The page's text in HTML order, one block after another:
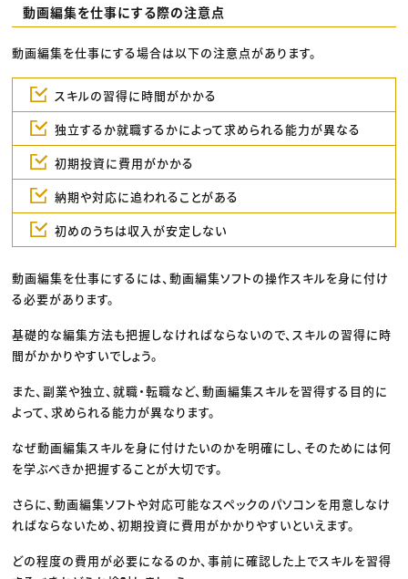
動画編集を仕事にする際の注意点
動画編集を仕事にする場合は以下の注意点があります。
スキルの習得に時間がかかる
独立するか就職するかによって求められる能力が異なる
初期投資に費用がかかる
納期や対応に追われることがある
初めのうちは収入が安定しない
動画編集を仕事にするには、動画編集ソフトの操作スキルを身に付け
る必要があります。
基礎的な編集方法も把握しなければならないので、スキルの習得に時
間がかかりやすいでしょう。
また、副業や独立、就職・転職など、動画編集スキルを習得する目的に
よって、求められる能力が異なります。
なぜ動画編集スキルを身に付けたいのかを明確にし、そのためには何
を学ぶべきか把握することが大切です。
さらに、動画編集ソフトや対応可能なスペックのパソコンを用意しなけ
ればならないため、初期投資に費用がかかりやすいといえます。
どの程度の費用が必要になるのか、事前に確認した上でスキルを習得